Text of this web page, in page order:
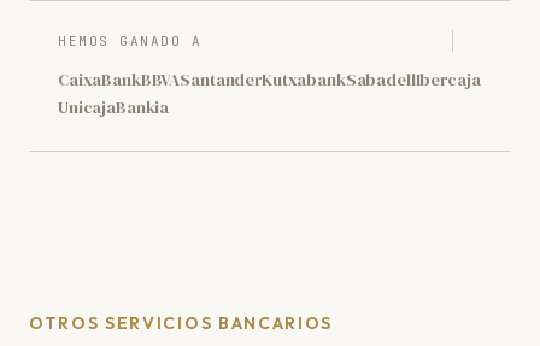
HEMOS GANADO A
CaixaBankBBVASantanderKutxabankSabadellIbercaja
UnicajaBankia
OTROS SERVICIOS BANCARIOS